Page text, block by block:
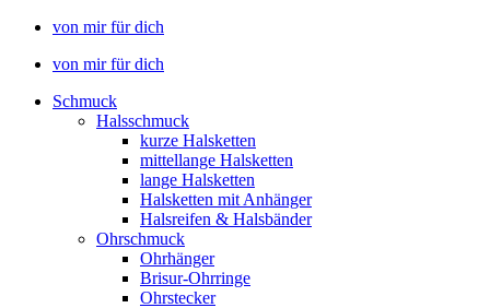
von mir für dich
von mir für dich
Schmuck
Halsschmuck
kurze Halsketten
mittellange Halsketten
lange Halsketten
Halsketten mit Anhänger
Halsreifen & Halsbänder
Ohrschmuck
Ohrhänger
Brisur-Ohrringe
Ohrstecker